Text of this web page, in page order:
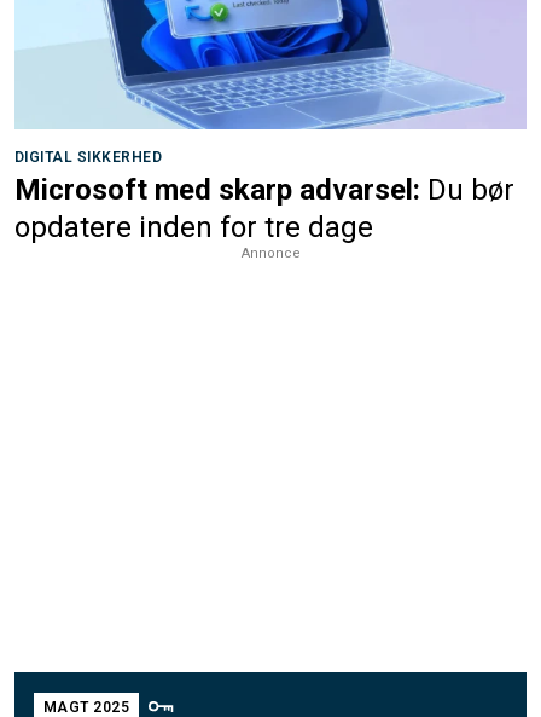
DIGITAL SIKKERHED
Microsoft med skarp advarsel: Du bør
opdatere inden for tre dage
Annonce
MAGT 2025